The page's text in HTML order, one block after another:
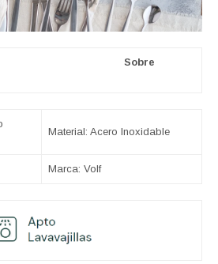
Material: Acero Inoxidable
Marca: Volf